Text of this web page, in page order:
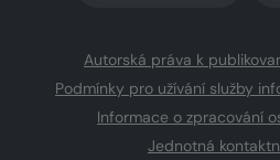
Autorská práva k
Podmínky pro užívání služby
Informace o zpracování
Jednotná